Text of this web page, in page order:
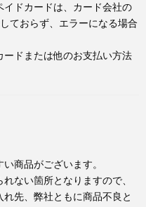
ドカードは、カード会社の
ておらず、エラーになる場合
ードまたは他のお支払い方法
商品がございます。
ない箇所となりますので、
先、弊社ともに商品不良と